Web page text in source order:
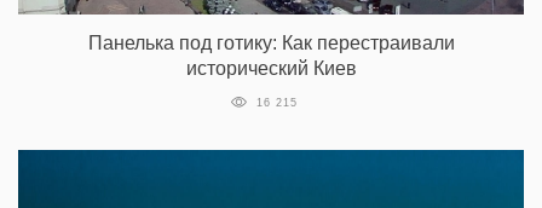
Панелька под готику: Как перестраивали
исторический Киев
16 215